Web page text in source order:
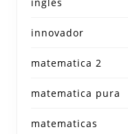
innovador
matematica 2
matematica pura
matematicas